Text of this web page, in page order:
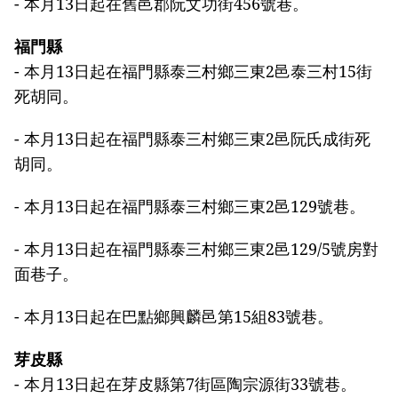
福門縣
- 本月13日起在福門縣泰三村鄉三東2邑泰三村15街
死胡同。
- 本月13日起在福門縣泰三村鄉三東2邑阮氏成街死
胡同。
- 本月13日起在福門縣泰三村鄉三東2邑129號巷。
- 本月13日起在福門縣泰三村鄉三東2邑129/5號房對
面巷子。
- 本月13日起在巴點鄉興麟邑第15組83號巷。
芽皮縣
- 本月13日起在芽皮縣第7街區陶宗源街33號巷。